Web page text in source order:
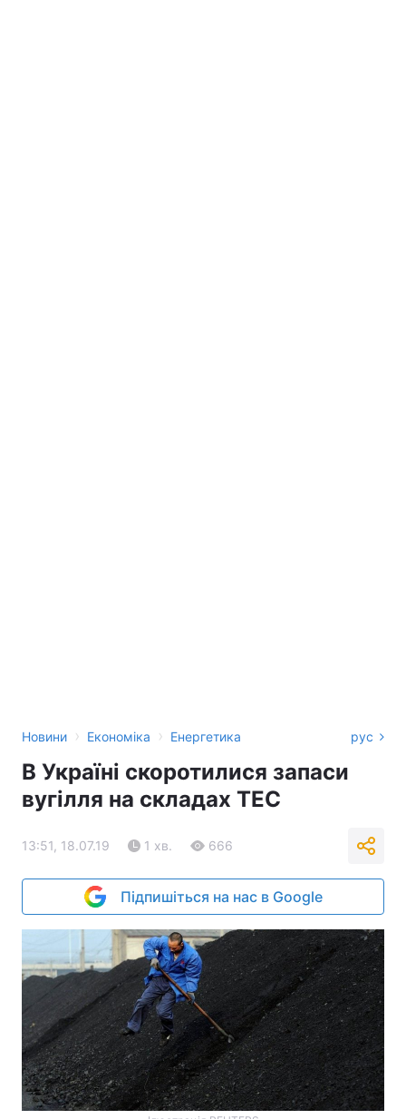
Новини › Економіка › Енергетика рус
В Україні скоротилися запаси
вугілля на складах ТЕС
13:51, 18.07.19 1 хв. 666
Підпишіться на нас в Google